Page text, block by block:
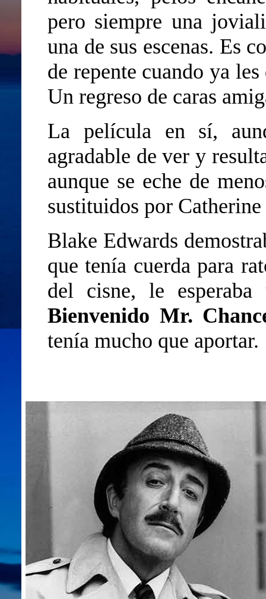
pero siempre una
una de sus escenas. Es
de repente cuando ya
Un regreso de caras
La película en sí,
agradable de ver y
aunque se eche de
sustituidos por
Blake Edwards
que tenía cuerda para
del cisne, le esperaba
Bienvenido Mr.
tenía mucho que aportar.